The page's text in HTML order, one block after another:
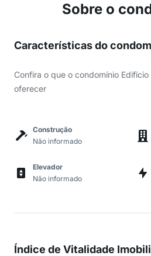
Sobre o
Características do
Confira o que o condomínio
oferecer
Construção
Não informado
Elevador
Não informado
Índice de Vitalidade